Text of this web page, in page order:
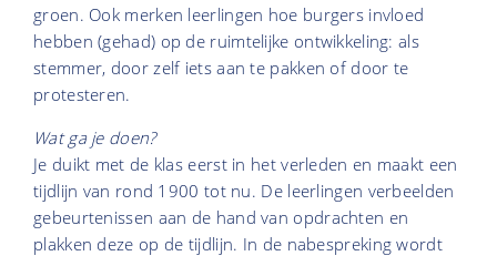
groen. Ook merken leerlingen hoe burgers invloed
hebben (gehad) op de ruimtelijke ontwikkeling: als
stemmer, door zelf iets aan te pakken of door te
protesteren.
Wat ga je doen?
Je duikt met de klas eerst in het verleden en maakt een
tijdlijn van rond 1900 tot nu. De leerlingen verbeelden
gebeurtenissen aan de hand van opdrachten en
plakken deze op de tijdlijn. In de nabespreking wordt